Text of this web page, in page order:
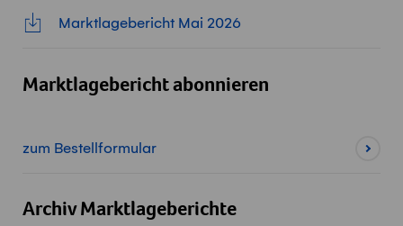
Marktlagebericht Mai 2026
Marktlagebericht abonnieren
zum Bestellformular
Archiv Marktlageberichte